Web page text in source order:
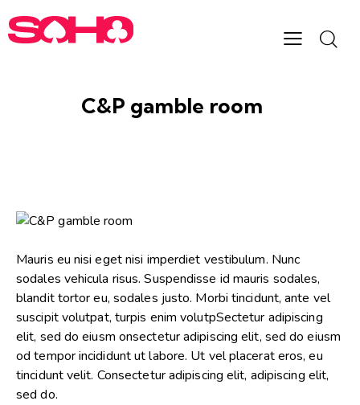
C&P gamble room
Mauris eu nisi eget nisi imperdiet vestibulum. Nunc
sodales vehicula risus. Suspendisse id mauris sodales,
blandit tortor eu, sodales justo. Morbi tincidunt, ante vel
suscipit volutpat, turpis enim volutpSectetur adipiscing
elit, sed do eiusm onsectetur adipiscing elit, sed do eiusm
od tempor incididunt ut labore. Ut vel placerat eros, eu
tincidunt velit. Consectetur adipiscing elit, adipiscing elit,
sed do.